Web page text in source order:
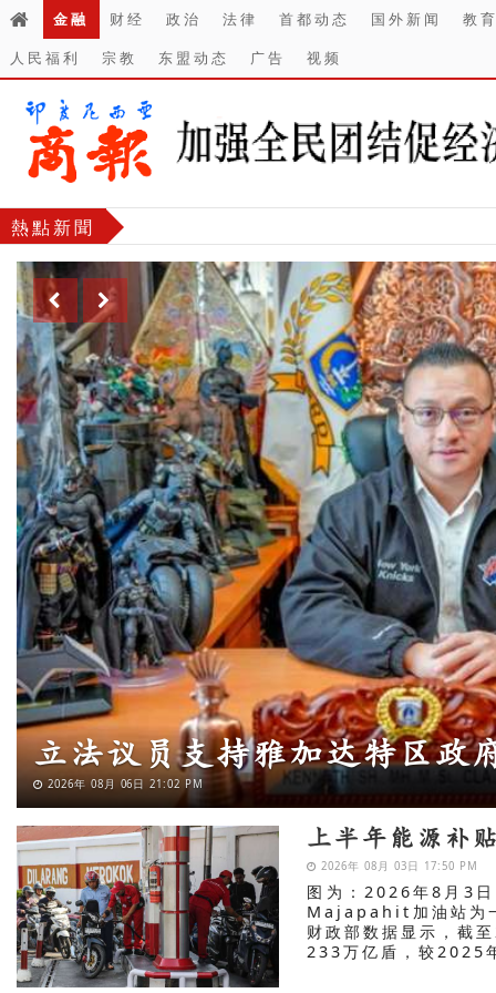
金融 财经 政治 法律 首都动态 国外新闻
教
人民福利
宗教 东盟动态 广告 视频
熱點新聞
计划
MNC银行资产半
擎
2026年 08月 06日 18:18 PM
上半年能源补
2026年 08月 03日 17:50 PM
图为：2026年8月3
Majapahit加油站为
财政部数据显示，截
233万亿盾，较2025